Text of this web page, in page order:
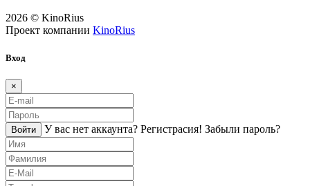
2026 © KinoRius
Проект компании KinoRius
Вход
×
Войти У вас нет аккаунта? Регистраcия! Забыли пароль?